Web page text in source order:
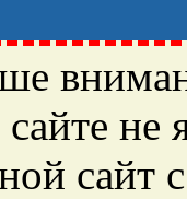
не
сайт